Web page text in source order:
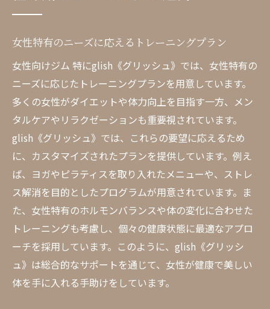
女性特有のニーズに応えるトレーニングプラン
女性向けジム 特にglish《グリッシュ》では、女性特有の
ニーズに応じたトレーニングプランを用意しています。
多くの女性がダイエットや体力向上を目指す一方、メン
タルケアやリラクゼーションも重要視されています。
glish《グリッシュ》では、これらの要望に応えるため
に、カスタマイズされたプランを提供しています。例え
ば、ヨガやピラティスを取り入れたメニューや、ストレ
ス解消を目的としたプログラムが用意されています。ま
た、女性特有のホルモンバランスや体の変化に合わせた
トレーニングも考慮し、個々の健康状態に最適なアプロ
ーチを採用しています。このように、glish《グリッシ
ュ》は総合的なサポートを通じて、女性が健康で美しい
体を手に入れる手助けをしています。